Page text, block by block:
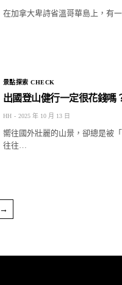
在加拿大卑詩省溫哥華島上，有
景點探索 CHECK
出國登山健行一定很花錢
HH 2025 年 10 月 13 日
嚮往國外壯麗的山景，卻總是被
往往…
→